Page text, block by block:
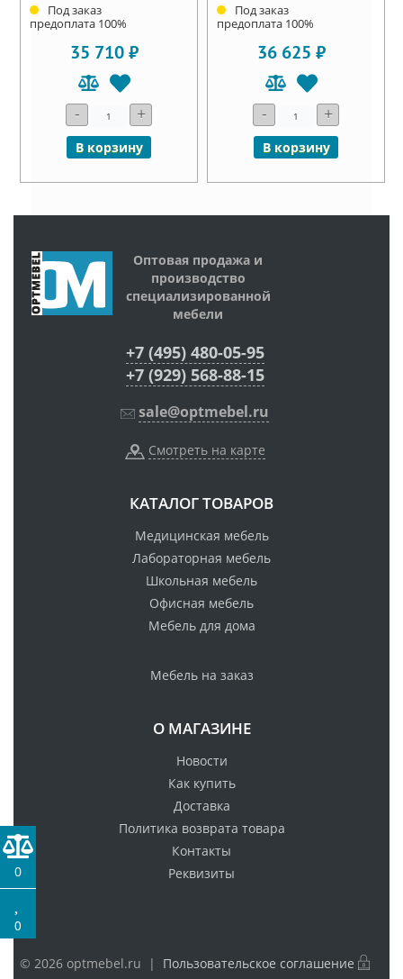
Под заказ
предоплата 100%
35 710 ₽
- +
В корзину
Под заказ
предоплата 100%
36 625 ₽
- +
В корзину
Оптовая продажа и
производство
специализированной
мебели
+7 (495) 480-05-95
+7 (929) 568-88-15
sale@optmebel.ru
Смотреть на карте
КАТАЛОГ ТОВАРОВ
Медицинская мебель
Лабораторная мебель
Школьная мебель
Офисная мебель
Мебель для дома
Мебель на заказ
О МАГАЗИНЕ
Новости
Как купить
Доставка
Политика возврата товара
Контакты
Реквизиты
© 2026 optmebel.ru | Пользовательское соглашение
0
0